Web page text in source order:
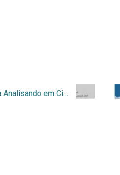
Revista Analisando em Ciência da Informação – RACIn